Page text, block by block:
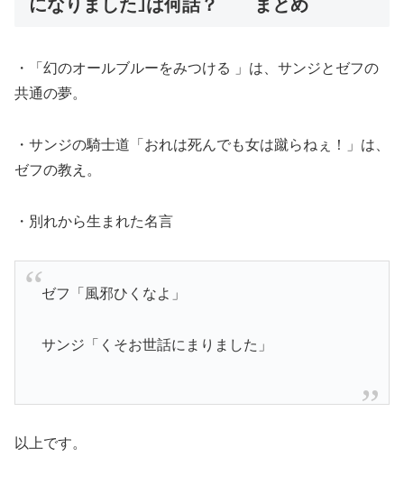
になりました｣は何話？ まとめ
・ 「幻のオールブルーをみつける 」は、 サンジとゼフの
共通の夢。
・サンジの騎士道「おれは死んでも女は蹴らねぇ！」は、
ゼフの教え。
・別れから生まれた名言
ゼフ「風邪ひくなよ」
サンジ「くそお世話にまりました」
以上です。